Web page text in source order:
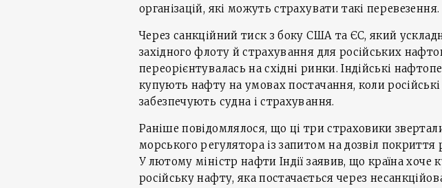
організацій, які можуть страхувати такі перевезення.
Через санкційний тиск з боку США та ЄС, який
західного флоту й страхування для російських
переорієнтувалась на східні ринки. Індійські
купують нафту на умовах постачання, коли російські
забезпечують судна і страхування.
Раніше повідомлялося, що ці три страховики
морського регулятора із запитом на дозвіл покриття
У лютому міністр нафти Індії заявив, що країна хоче
російську нафту, яка постачається через